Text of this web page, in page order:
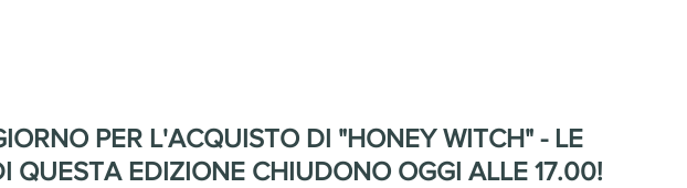
PER L'ACQUISTO DI "HONEY WITCH" - LE
QUESTA EDIZIONE CHIUDONO OGGI ALLE 17.00!